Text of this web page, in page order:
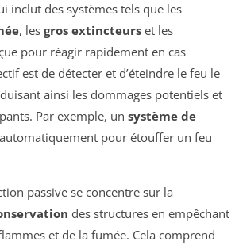
inclut des systèmes tels que les
, les gros extincteurs et les
pour réagir rapidement en cas
est de détecter et d’éteindre le feu le
ainsi les dommages potentiels et
Par exemple, un système de
automatiquement pour étouffer un feu
passive se concentre sur la
des structures en empêchant
et de la fumée. Cela comprend